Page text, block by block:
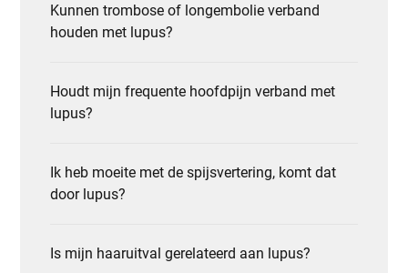
Kunnen trombose of longembolie verband
houden met lupus?
Houdt mijn frequente hoofdpijn verband met
lupus?
Ik heb moeite met de spijsvertering, komt dat
door lupus?
Is mijn haaruitval gerelateerd aan lupus?